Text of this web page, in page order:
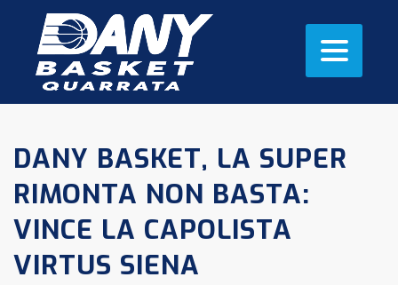
DANY BASKET, LA SUPER
RIMONTA NON BASTA:
VINCE LA CAPOLISTA
VIRTUS SIENA